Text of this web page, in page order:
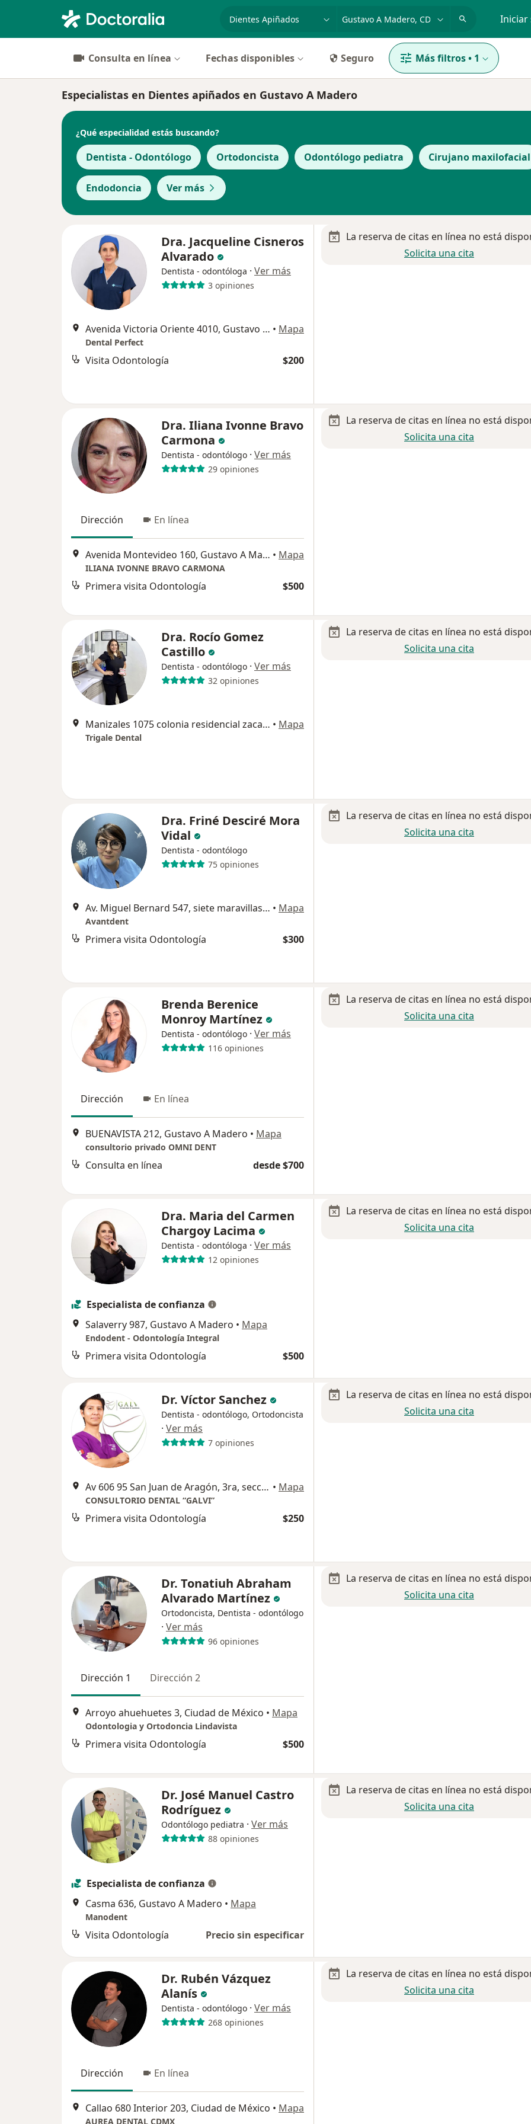
Iniciar
Consulta en línea Fechas disponibles Seguro Más filtros• 1
Especialistas en Dientes apiñados en Gustavo A Madero
¿Qué especialidad estás buscando?
Dentista - Odontólogo Ortodoncista Odontólogo pediatra Cirujano maxilofacial
Endodoncia Ver más
Dra. Jacqueline Cisneros
Alvarado
Dentista - odontóloga · Ver más
3 opiniones
Avenida Victoria Oriente 4010, Gustavo A Madero • Mapa
Dental Perfect
Visita Odontología $200
La reserva de citas en línea no está
Solicita una cita
Dra. Iliana Ivonne Bravo
Carmona
Dentista - odontólogo · Ver más
29 opiniones
Dirección En línea
Avenida Montevideo 160, Gustavo A Madero • Mapa
ILIANA IVONNE BRAVO CARMONA
Primera visita Odontología $500
La reserva de citas en línea no está
Solicita una cita
Dra. Rocío Gomez
Castillo
Dentista - odontólogo · Ver más
32 opiniones
Manizales 1075 colonia residencial zacatenco, Gustavo A Madero • Mapa
Trigale Dental
La reserva de citas en línea no está
Solicita una cita
Dra. Friné Desciré Mora
Vidal
Dentista - odontólogo
75 opiniones
Av. Miguel Bernard 547, siete maravillas, Gustavo A Madero • Mapa
Avantdent
Primera visita Odontología $300
La reserva de citas en línea no está
Solicita una cita
Brenda Berenice
Monroy Martínez
Dentista - odontólogo · Ver más
116 opiniones
Dirección En línea
BUENAVISTA 212, Gustavo A Madero • Mapa
consultorio privado OMNI DENT
Consulta en línea desde $700
La reserva de citas en línea no está
Solicita una cita
Dra. Maria del Carmen
Chargoy Lacima
Dentista - odontóloga · Ver más
12 opiniones
Especialista de confianza
Salaverry 987, Gustavo A Madero • Mapa
Endodent - Odontología Integral
Primera visita Odontología $500
La reserva de citas en línea no está
Solicita una cita
Dr. Víctor Sanchez
Dentista - odontólogo, Ortodoncista
· Ver más
7 opiniones
Av 606 95 San Juan de Aragón, 3ra, sección, Gustavo A Madero • Mapa
CONSULTORIO DENTAL “GALVI”
Primera visita Odontología $250
La reserva de citas en línea no está
Solicita una cita
Dr. Tonatiuh Abraham
Alvarado Martínez
Ortodoncista, Dentista - odontólogo
· Ver más
96 opiniones
Dirección 1 Dirección 2
Arroyo ahuehuetes 3, Ciudad de México • Mapa
Odontologia y Ortodoncia Lindavista
Primera visita Odontología $500
La reserva de citas en línea no está
Solicita una cita
Dr. José Manuel Castro
Rodríguez
Odontólogo pediatra · Ver más
88 opiniones
Especialista de confianza
Casma 636, Gustavo A Madero • Mapa
Manodent
Visita Odontología Precio sin especificar
La reserva de citas en línea no está
Solicita una cita
Dr. Rubén Vázquez
Alanís
Dentista - odontólogo · Ver más
268 opiniones
Dirección En línea
Callao 680 Interior 203, Ciudad de México • Mapa
AUREA DENTAL CDMX
La reserva de citas en línea no está
Solicita una cita